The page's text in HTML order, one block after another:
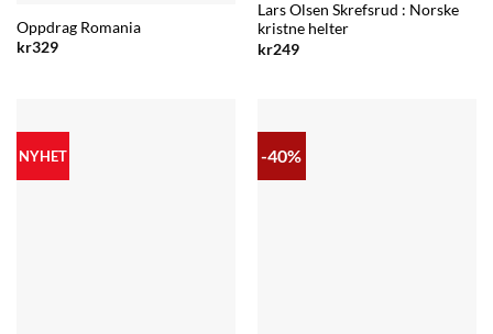
Oppdrag Romania
kr329
Lars Olsen Skrefsrud : Norske
kristne helter
kr249
NYHET -40%